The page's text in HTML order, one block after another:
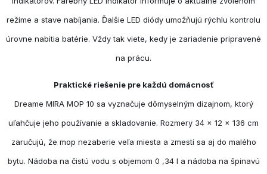
režime a stave nabíjania. Ďalšie LED diódy umožňujú rýchlu kontrolu
úrovne nabitia batérie. Vždy tak viete, kedy je zariadenie pripravené
na prácu.
Praktické riešenie pre každú domácnosť
Dreame MIRA MOP 10 sa vyznačuje dômyselným dizajnom, ktorý
uľahčuje jeho používanie a skladovanie. Rozmery 34 × 12 × 136 cm
zaručujú, že mop nezaberie veľa miesta a zmestí sa aj do malého
bytu. Nádoba na čistú vodu s objemom 0 ,34 l a nádoba na špinavú